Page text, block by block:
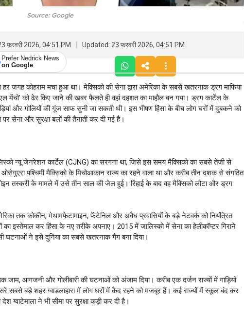
Source: Google
फ़रवरी 2026, 04:51 PM Updated: 23 फ़रवरी 2026, 04:51 PM
Prefer Nedrick News
on Google
हर जगह कोहराम मचा हुआ था। मेक्सिको की सेना द्वारा अमेरिका के सबसे खतरनाक ड्रग माफिया
मेंचो’ को ढेर किए जाने की खबर फैलते ही वहां दहशत का माहौल बन गया। ड्रग कार्टेल के
और गोलियों की गूंज साफ सुनी जा सकती थी। इस भीषण हिंसा के बीच लोग घरों में दुबकने को
सेना और सुरक्षा बलों की तैनाती कर दी गई है।
न्यू जेनरेशन कार्टेल (CJNG) का सरगना था, जिसे इस समय मैक्सिको का सबसे तेजी से
पश्चिमी मैक्सिको के मिचोआकान राज्य का रहने वाला था और करीब तीन दशक से संगठित
तस्करी के मामले में उसे तीन साल की जेल हुई। रिहाई के बाद वह मैक्सिको लौटा और ड्रग
तक कोकीन, मेथामफेटामाइन, फेंटेनिल और अवैध प्रवासियों के बड़े नेटवर्क को नियंत्रित
इस्तेमाल कर हिंसा के नए तरीके अपनाए। 2015 में जालिस्को में सेना का हेलीकॉप्टर गिराने
ने इसे दुनिया का सबसे खतरनाक गैंग बना दिया।
जाम, आगजनी और गोलीबारी की घटनाओं को अंजाम दिया। करीब एक दर्जन राज्यों में गाड़ियों
सबसे बड़े शहर ग्वाडलाहारा में लोग घरों में कैद रहने को मजबूर हैं। कई राज्यों में स्कूल बंद कर
ग्वाटेमाला ने भी सीमा पर सुरक्षा कड़ी कर दी है।